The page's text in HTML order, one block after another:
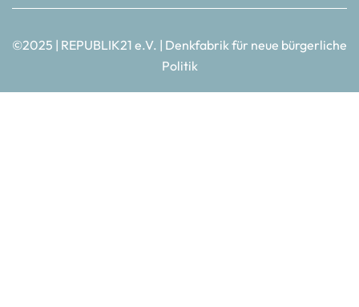
©2025 | REPUBLIK21 e.V. | Denkfabrik für neue bürgerliche
Politik